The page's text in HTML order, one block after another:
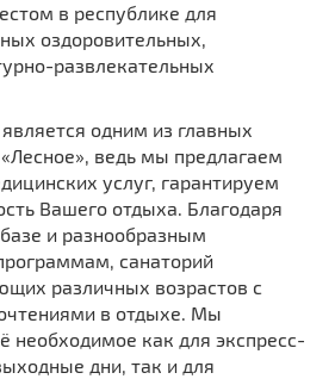
в республике для
оздоровительных,
развлекательных
одним из главных
ведь мы предлагаем
услуг, гарантируем
Вашего отдыха. Благодаря
и разнообразным
санаторий
различных возрастов с
в отдыхе. Мы
необходимое как для экспресс-
дни, так и для